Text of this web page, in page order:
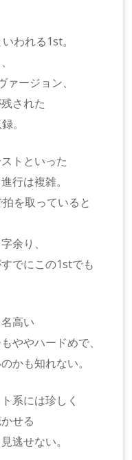
われる1st。
ージョン、
された
。
トといった
行は複雑。
を取っていると
余り、
でにこの1stでも
高い
ややハードめで、
かも知れない。
系には珍しく
せる
逃せない。